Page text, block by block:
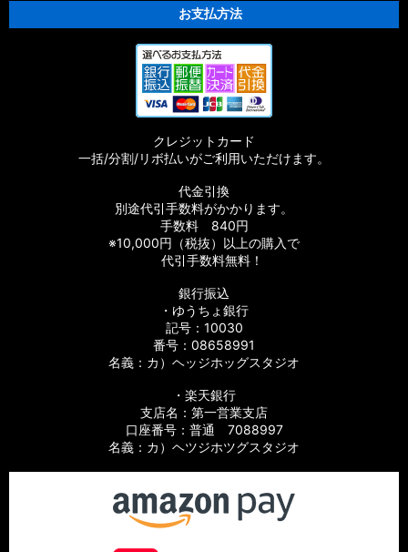
お支払方法
クレジットカード
一括/分割/リボ払いがご利用いただけます。
代金引換
別途代引手数料がかかります。
手数料 840円
※10,000円（税抜）以上の購入で
代引手数料無料！
銀行振込
・ゆうちょ銀行
記号：10030
番号：08658991
名義：カ）ヘッジホッグスタジオ
・楽天銀行
支店名：第一営業支店
口座番号：普通 7088997
名義：カ）ヘツジホツグスタジオ